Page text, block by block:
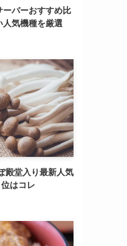
バーおすすめ比
気機種を厳選
殿堂入り最新人気
はコレ